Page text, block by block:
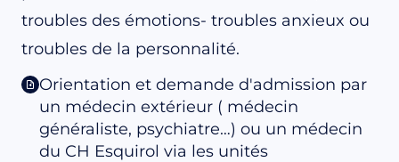
troubles des émotions- troubles anxieux ou
troubles de la personnalité.
Orientation et demande d'admission par
un médecin extérieur ( médecin
généraliste, psychiatre…) ou un médecin
du CH Esquirol via les unités